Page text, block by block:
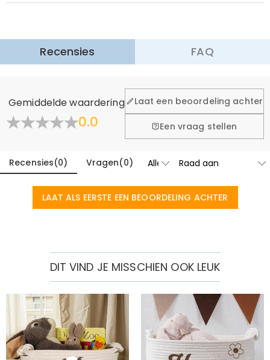
Recensies FAQ
Gemiddelde waardering
0.0
Laat een beoordeling achter
Een vraag stellen
Recensies(0) Vragen(0)
LAAT ALS EERSTE EEN BEOORDELING ACHTER
DIT VIND JE MISSCHIEN OOK LEUK